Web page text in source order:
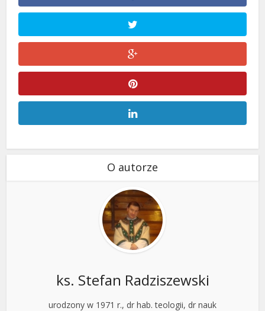
O autorze
ks. Stefan Radziszewski
urodzony w 1971 r., dr hab. teologii, dr nauk